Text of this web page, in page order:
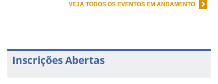
VEJA TODOS OS EVENTOS EM ANDAMENTO
Inscrições Abertas